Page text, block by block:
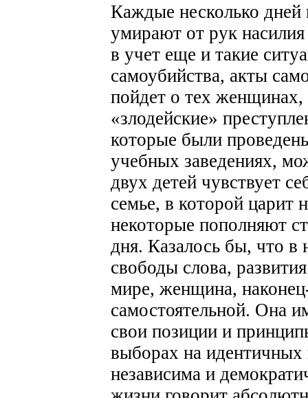
Каждые несколько
умирают от рук
в учет еще и такие
самоубийства, акты
пойдет о тех
«злодейские»
которые были
учебных заведениях,
двух детей чувствует
семье, в которой царит
некоторые пополняют
дня. Казалось бы, что в
свободы слова,
мире, женщина,
самостоятельной. Она
свои позиции и
выборах на
независима и